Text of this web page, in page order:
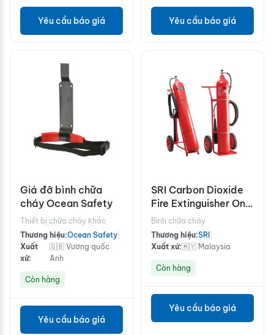
Yêu cầu báo giá Yêu cầu báo giá
Giá đỡ bình chữa
cháy Ocean Safety
Thiết bị chữa cháy khác
Thương hiệu:Ocean Safety
Xuất
xứ:
🇬🇧 Vương quốc
Anh
Còn hàng
Yêu cầu báo giá
SRI Carbon Dioxide
Fire Extinguisher On
Trolley
Bình chữa cháy
Thương hiệu:SRI
Xuất xứ:🇲🇾 Malaysia
Còn hàng
Yêu cầu báo giá